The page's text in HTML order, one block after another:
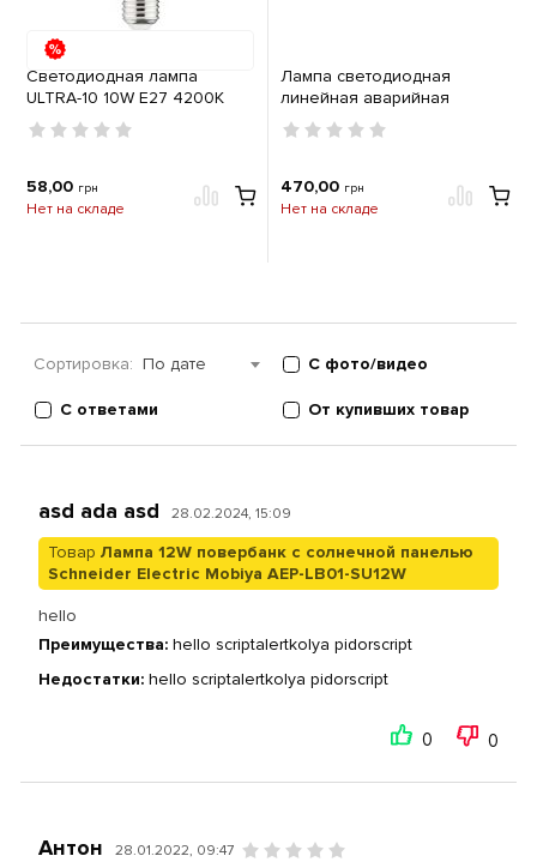
Светодиодная лампа
ULTRA-10 10W E27 4200К
58,00 грн
Нет на складе
Лампа светодиодная
линейная аварийная
Velmax V-T8 трубка с
аккумулятором Li-ion
G13 6500K 1000Lm
470,00 грн
Нет на складе
Сортировка: По дате С фото/видео
С ответами От купивших товар
asd ada asd 28.02.2024, 15:09
Товар Лампа 12W повербанк с солнечной панелью
Schneider Electric Mobiya AEP-LB01-SU12W
hello
Преимущества: hello scriptalertkolya pidorscript
Недостатки: hello scriptalertkolya pidorscript
0 0
Антон 28.01.2022, 09:47